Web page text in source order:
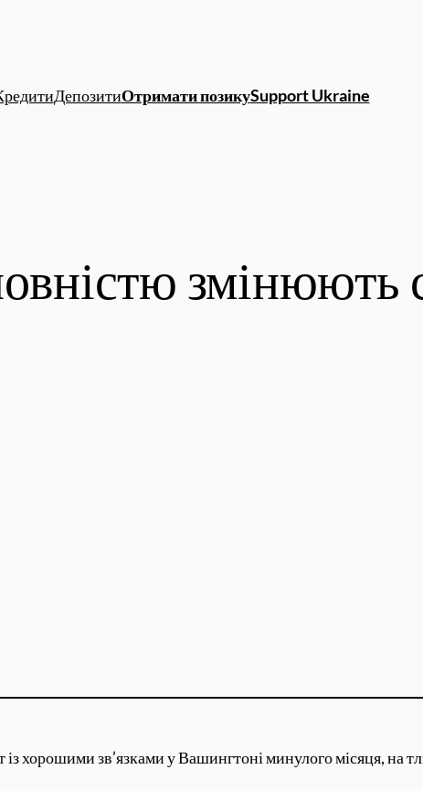
ДепозитиОтримати позикуSupport Ukraine
змінюють
хорошими зв’язками у Вашингтоні минулого місяця, на